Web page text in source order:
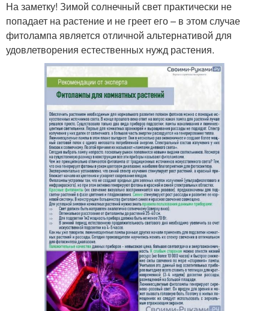
На заметку! Зимой солнечный свет практически не
попадает на растение и не греет его – в этом случае
фитолампа является отличной альтернативой для
удовлетворения естественных нужд растения.